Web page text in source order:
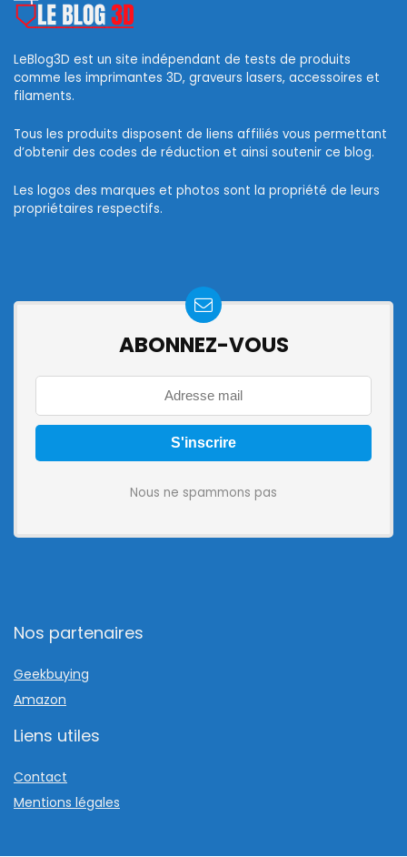
LeBlog3D est un site indépendant de tests de produits
comme les imprimantes 3D, graveurs lasers, accessoires et
filaments.
Tous les produits disposent de liens affiliés vous permettant
d’obtenir des codes de réduction et ainsi soutenir ce blog.
Les logos des marques et photos sont la propriété de leurs
propriétaires respectifs.
ABONNEZ-VOUS
Nous ne spammons pas
Nos partenaires
Geekbuying
Amazon
Liens utiles
Contact
Mentions légales